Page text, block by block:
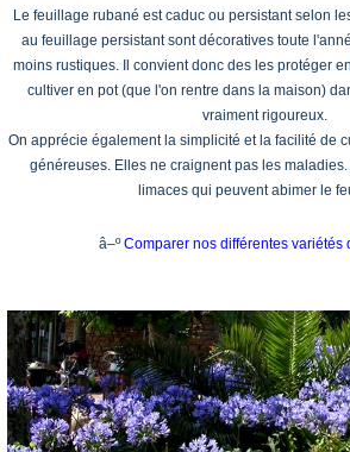
Le feuillage rubané est caduc ou persistant selon
au feuillage persistant sont décoratives toute
moins rustiques. Il convient donc des les protéger
cultiver en pot (que l'on rentre dans la maison)
vraiment rigoureux.
On apprécie également la simplicité et la facilité de
généreuses. Elles ne craignent pas les
limaces qui peuvent abimer le
â–ºComparer nos différentes variétés